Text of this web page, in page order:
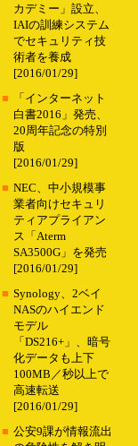
カデミー」設立、
IAIの訓練システム
でセキュリティ技
術者を養成
[2016/01/29]
■
「インターネット
白書2016」発売、
20周年記念の特別
版
[2016/01/29]
■ NEC、中小規模事
業者向けセキュリ
ティアプライアン
ス「Aterm
SA3500G」を発売
[2016/01/29]
■ Synology、2ベイ
NASのハイエンド
モデル
「DS216+」、暗号
化データも上下
100MB／秒以上で
高速転送
[2016/01/29]
■ 公安9課が情報流出